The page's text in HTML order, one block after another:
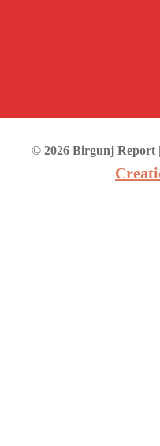
© 2026 Birgunj Report